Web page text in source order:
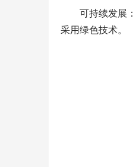
可持续发展
采用绿色技术。